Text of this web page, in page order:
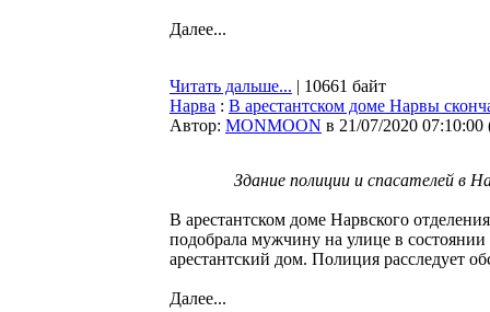
Далее...
Читать дальше... | 10661 байт
Нарва : В арестантском доме Нарвы
Автор: MONMOON в 21/07/2020 07:10:00
Здание полиции и спасателей в
В арестантском доме Нарвского
подобрала мужчину на улице в состоянии
арестантский дом. Полиция расследует
Далее...